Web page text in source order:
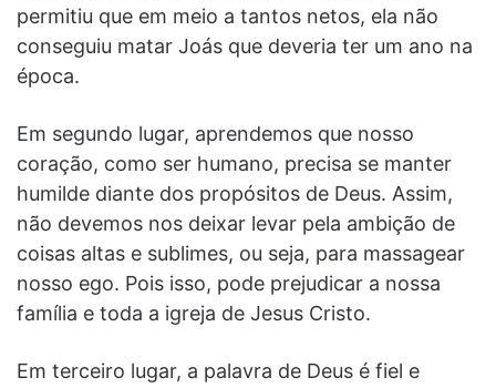
permitiu que em meio a tantos netos, ela não
conseguiu matar Joás que deveria ter um ano na
época.
Em segundo lugar, aprendemos que nosso
coração, como ser humano, precisa se manter
humilde diante dos propósitos de Deus. Assim,
não devemos nos deixar levar pela ambição de
coisas altas e sublimes, ou seja, para massagear
nosso ego. Pois isso, pode prejudicar a nossa
família e toda a igreja de Jesus Cristo.
Em terceiro lugar, a palavra de Deus é fiel e